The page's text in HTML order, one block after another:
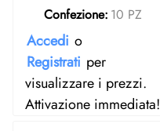
Confezione: 10 PZ
Accedi o
Registrati per
visualizzare i prezzi.
Attivazione immediata!